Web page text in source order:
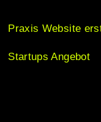
Praxis Website
Startups Angebot